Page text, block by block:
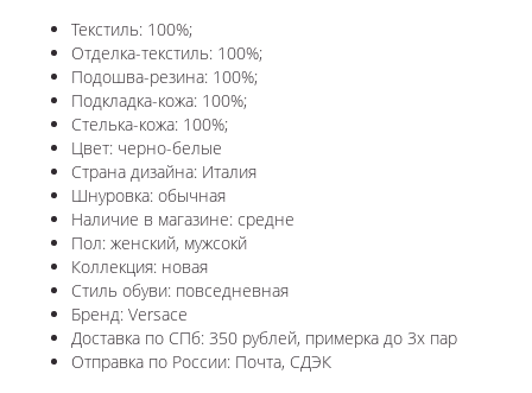
Текстиль: 100%;
Отделка-текстиль: 100%;
Подошва-резина: 100%;
Подкладка-кожа: 100%;
Стелька-кожа: 100%;
Цвет: черно-белые
Страна дизайна: Италия
Шнуровка: обычная
Наличие в магазине: средне
Пол: женский, мужсокй
Коллекция: новая
Стиль обуви: повседневная
Бренд: Versace
Доставка по СПб: 350 рублей, примерка до 3х пар
Отправка по России: Почта, СДЭК